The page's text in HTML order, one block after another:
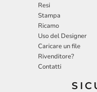
Resi
Stampa
Ricamo
Uso del Designer
Caricare un file
Rivenditore?
Contatti